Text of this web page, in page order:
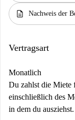
description Nachweis der
Vertragsart
Monatlich
Du zahlst die Miete
einschließlich des
in dem du ausziehst.